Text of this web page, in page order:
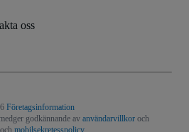
oss
Företagsinformation
godkännande av användarvillkor och
och mobilsekretesspolicy